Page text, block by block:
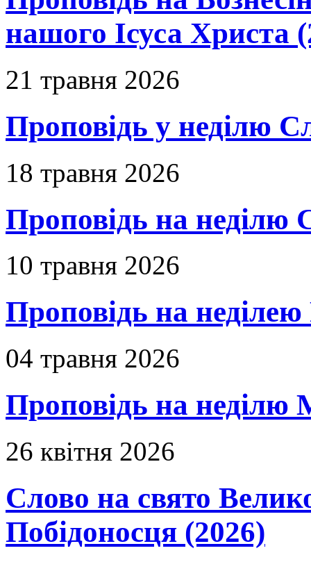
нашого Ісуса Христа
21 травня 2026
Проповідь у неділю
18 травня 2026
Проповідь на неділю
10 травня 2026
Проповідь на неділею
04 травня 2026
Проповідь на неділю
26 квітня 2026
Слово на свято
Побідоносця (2026)